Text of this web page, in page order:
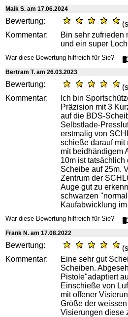
Maik S. am 17.06.2024
Bewertung:
Kommentar:
Bin sehr zufrieden
und ein super
War diese Bewertung hilfreich für Sie?
Bertram T. am 26.03.2023
Bewertung:
Kommentar:
Ich bin
Präzision mit 3
auf die BDS-
Selbstlade-
erstmalig von
schieße darauf mit
mit beidhändigem
10m ist
Scheibe auf 25m.
Zentrum der
Auge gut zu
schwarzen
Kaufabwicklung
War diese Bewertung hilfreich für Sie?
Frank N. am 17.08.2022
Bewertung:
Kommentar:
Eine sehr gut
Scheiben.
Pistole"adaptiert
Einschieße von
mit offener
Größe der
Visierungen diese